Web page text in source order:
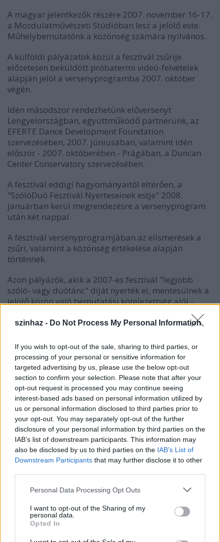
szinhaz - Do Not Process My Personal Information
If you wish to opt-out of the sale, sharing to third parties, or
processing of your personal or sensitive information for
targeted advertising by us, please use the below opt-out
section to confirm your selection. Please note that after your
opt-out request is processed you may continue seeing
interest-based ads based on personal information utilized by
us or personal information disclosed to third parties prior to
your opt-out. You may separately opt-out of the further
disclosure of your personal information by third parties on the
IAB’s list of downstream participants. This information may
also be disclosed by us to third parties on the IAB’s List of
Downstream Participants that may further disclose it to other
Please note that this website/app uses one or more Google
not limited to your visit or usage behaviour. You may click to
grant or deny consent to Google and its third-party tags to
use your data for below specified purposes in below Google
consent section.
Personal Data Processing Opt Outs
I want to opt-out of the Sharing of my
personal data.
Opted In
A magyar jelentkezők részére 2007. november 16-17.
a Mozdulatművészeti Stúdióban lesz a jelölő este.
Műhelybemutatónk a közönség számára nyilvános.
A külföldi pályázatok közül a fesztivál zsűrije
előzetesen beküldött próbatermi videó-felvételek
alapján jelöl a versenyprogramba 2007. október
végén.
Idén másodszor rendezhetünk előversenyt
Lengyelországban, együttműködő partnerünk, az
EFERTE Dance Development Foundation
szervezésében, 2007. júniusában, valamint idén
először - 2007. októberében - Prágában, a Duncan
Center Conservatory szervezésében.
A fesztivál eddigi hagyományaitól eltérően, a
"SzólóDuó Fesztivál Nyerteseinek estje" 2008.
januárban kerül megrendezésre a versenyprogram
után két nappal.
A fesztivál versenyprogramjában az elismerések a
zsűri, valamint a közönség értékelése alapján
történnek.
Azon pályázók, akik a 2007-es fesztivál "legjobb
szóló- vagy duótánc" díját nyerték el, mentesülnek a
jelölő körön való bemutatási kötelezettség alól -
szakmai értékelést helyezzük előtérbe.
A bemutatandó produkciók sorrendjét sorsolással
döntjük el.
A fesztivál jellegből következően mindenki számára
azonos fénytechnika, és azonos időtartamú színpadi
próbalehetőséget tudunk biztosítani. A színpad
mérete 8*8m.
A fesztiválra rövid szóló- és duótánc produkciókkal
lehet jelentkezni, az adatlap pontos kitöltésével, a
- A produkciónak a fesztiválra kell készülnie
indulni).